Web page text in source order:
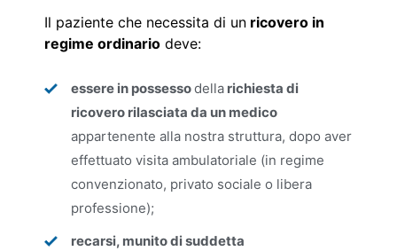
Il paziente che necessita di un ricovero in
regime ordinario deve:
essere in possessodella richiesta di
ricovero rilasciata da un medico
appartenente alla nostra struttura, dopo aver
effettuato visita ambulatoriale (in regime
convenzionato, privato sociale o libera
professione);
recarsi, munito di suddetta